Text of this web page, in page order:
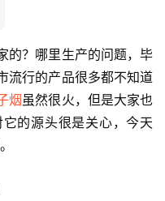
的？哪里生产的问题，毕
流行的产品很多都不知道
烟 虽然很火，但是大家也
的源头很是关心，今天